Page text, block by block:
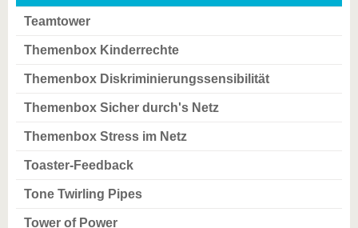
Teamtower
Themenbox Kinderrechte
Themenbox Diskriminierungssensibilität
Themenbox Sicher durch's Netz
Themenbox Stress im Netz
Toaster-Feedback
Tone Twirling Pipes
Tower of Power